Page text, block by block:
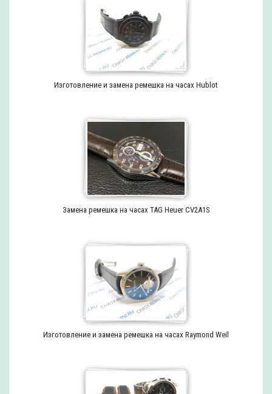
Изготовление и замена ремешка на часах Hublot
Замена ремешка на часах TAG Heuer CV2A1S
Изготовление и замена ремешка на часах Raymond Weil